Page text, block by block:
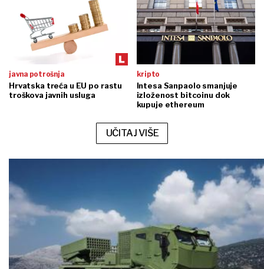
javna potrošnja
Hrvatska treća u EU po rastu
troškova javnih usluga
kripto
Intesa Sanpaolo smanjuje
izloženost bitcoinu dok
kupuje ethereum
UČITAJ VIŠE